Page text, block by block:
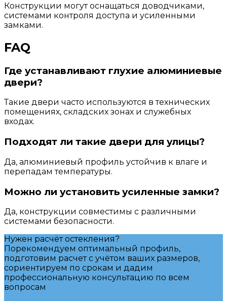
Конструкции могут оснащаться доводчиками,
системами контроля доступа и усиленными
замками.
FAQ
Где устанавливают глухие алюминиевые
двери?
Такие двери часто используются в технических
помещениях, складских зонах и служебных
входах.
Подходят ли такие двери для улицы?
Да, алюминиевый профиль устойчив к влаге и
перепадам температуры.
Можно ли установить усиленные замки?
Да, конструкции совместимы с различными
системами безопасности.
Нужен расчёт остекления?
Порекомендуем оптимальный профиль,
подготовим расчет с учётом ваших размеров,
сориентируем по срокам и дадим
профессиональную консультацию по всем
вопросам